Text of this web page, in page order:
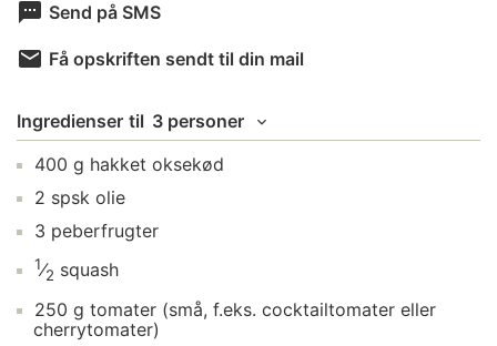
Send på SMS
Få opskriften sendt til din mail
Ingredienser til 3 personer
400 g hakket oksekød
2 spsk olie
3 peberfrugter
1⁄2 squash
250 g tomater (små, f.eks. cocktailtomater eller
cherrytomater)